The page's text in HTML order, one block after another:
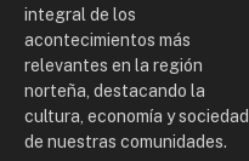
integral de los
acontecimientos más
relevantes en la región
norteña, destacando la
cultura, economía y sociedad
de nuestras comunidades.